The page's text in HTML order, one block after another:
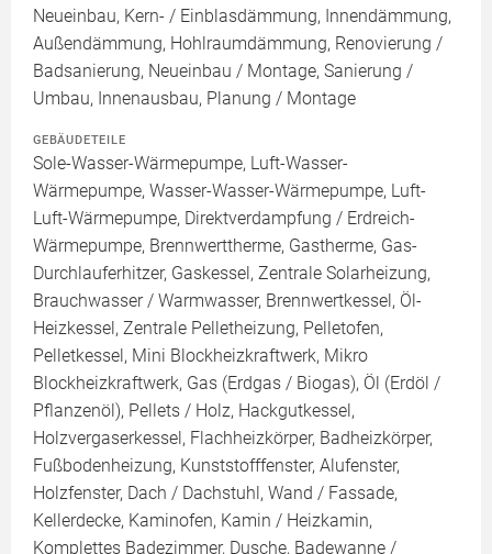
Neueinbau, Kern- / Einblasdämmung, Innendämmung,
Außendämmung, Hohlraumdämmung, Renovierung /
Badsanierung, Neueinbau / Montage, Sanierung /
Umbau, Innenausbau, Planung / Montage
GEBÄUDETEILE
Sole-Wasser-Wärmepumpe, Luft-Wasser-
Wärmepumpe, Wasser-Wasser-Wärmepumpe, Luft-
Luft-Wärmepumpe, Direktverdampfung / Erdreich-
Wärmepumpe, Brennwerttherme, Gastherme, Gas-
Durchlauferhitzer, Gaskessel, Zentrale Solarheizung,
Brauchwasser / Warmwasser, Brennwertkessel, Öl-
Heizkessel, Zentrale Pelletheizung, Pelletofen,
Pelletkessel, Mini Blockheizkraftwerk, Mikro
Blockheizkraftwerk, Gas (Erdgas / Biogas), Öl (Erdöl /
Pflanzenöl), Pellets / Holz, Hackgutkessel,
Holzvergaserkessel, Flachheizkörper, Badheizkörper,
Fußbodenheizung, Kunststofffenster, Alufenster,
Holzfenster, Dach / Dachstuhl, Wand / Fassade,
Kellerdecke, Kaminofen, Kamin / Heizkamin,
Komplettes Badezimmer, Dusche, Badewanne /